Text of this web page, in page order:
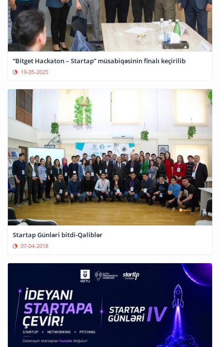
“Bitget Hackaton – Startap” müsabiqəsinin finalı keçirilib
19-05-2025
Startap Günləri bitdi-Qaliblər
07-04-2018